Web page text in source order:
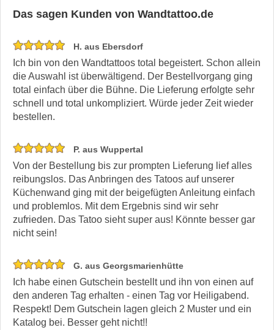
Das sagen Kunden von Wandtattoo.de
H. aus Ebersdorf
Ich bin von den Wandtattoos total begeistert. Schon allein
die Auswahl ist überwältigend. Der Bestellvorgang ging
total einfach über die Bühne. Die Lieferung erfolgte sehr
schnell und total unkompliziert. Würde jeder Zeit wieder
bestellen.
P. aus Wuppertal
Von der Bestellung bis zur prompten Lieferung lief alles
reibungslos. Das Anbringen des Tatoos auf unserer
Küchenwand ging mit der beigefügten Anleitung einfach
und problemlos. Mit dem Ergebnis sind wir sehr
zufrieden. Das Tatoo sieht super aus! Könnte besser gar
nicht sein!
G. aus Georgsmarienhütte
Ich habe einen Gutschein bestellt und ihn von einen auf
den anderen Tag erhalten - einen Tag vor Heiligabend.
Respekt! Dem Gutschein lagen gleich 2 Muster und ein
Katalog bei. Besser geht nicht!!